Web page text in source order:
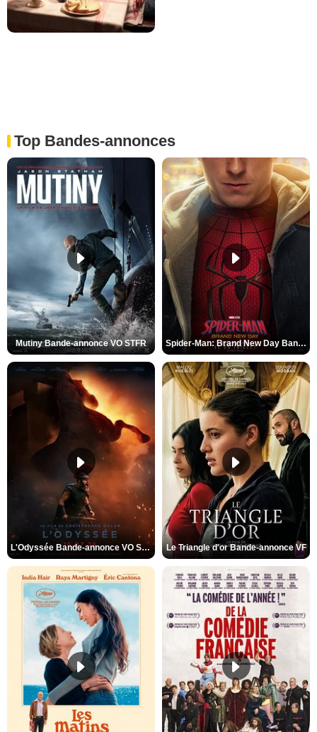
Top Bandes-annonces
Mutiny Bande-annonce VO STFR Spider-Man: Brand New Day Bande-annonce VO STFR
L'Odyssée Bande-annonce VO STFR Le Triangle d'or Bande-annonce VF